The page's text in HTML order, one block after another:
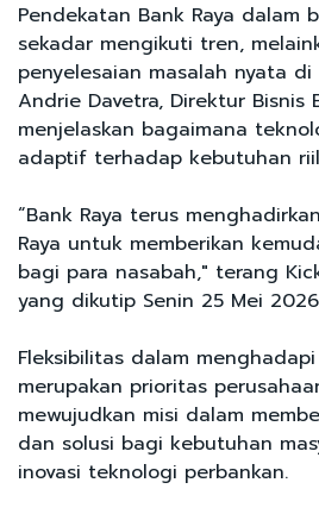
Pendekatan Bank Raya dalam
sekadar mengikuti tren,
penyelesaian masalah nyata di
Andrie Davetra, Direktur Bisnis
menjelaskan bagaimana
adaptif terhadap kebutuhan
“Bank Raya terus
Raya untuk memberikan
bagi para nasabah," terang
yang dikutip Senin 25 Mei
Fleksibilitas dalam
merupakan prioritas
mewujudkan misi dalam
dan solusi bagi kebutuhan
inovasi teknologi perbankan.